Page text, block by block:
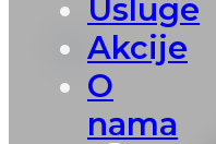
Usluge
Akcije
O
nama